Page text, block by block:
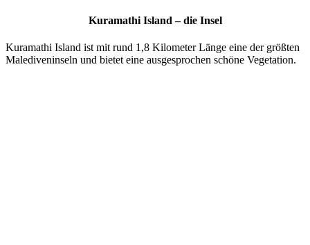
Kuramathi Island – die Insel
Kuramathi Island ist mit rund 1,8 Kilometer Länge eine der größten
Malediveninseln und bietet eine ausgesprochen schöne Vegetation.